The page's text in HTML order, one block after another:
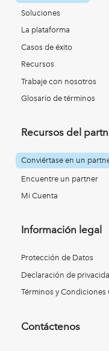
Soluciones
La plataforma
Casos de éxito
Recursos
Trabaje con nosotros
Glosario de términos
Recursos del
Conviértase en un
Encuentre un partner
Mi Cuenta
Información legal
Protección de Datos
Declaración de
Términos y Condiciones
Contáctenos